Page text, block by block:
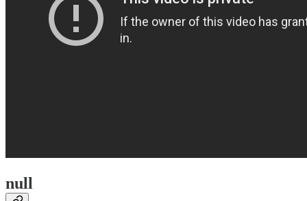
null